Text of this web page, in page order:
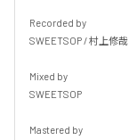
Recorded by
SWEETSOP / 村上修哉
Mixed by
SWEETSOP
Mastered by